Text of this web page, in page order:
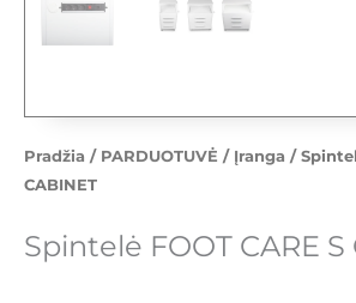
Pradžia / PARDUOTUVĖ / Įranga /
CABINET
Spintelė FOOT CARE S